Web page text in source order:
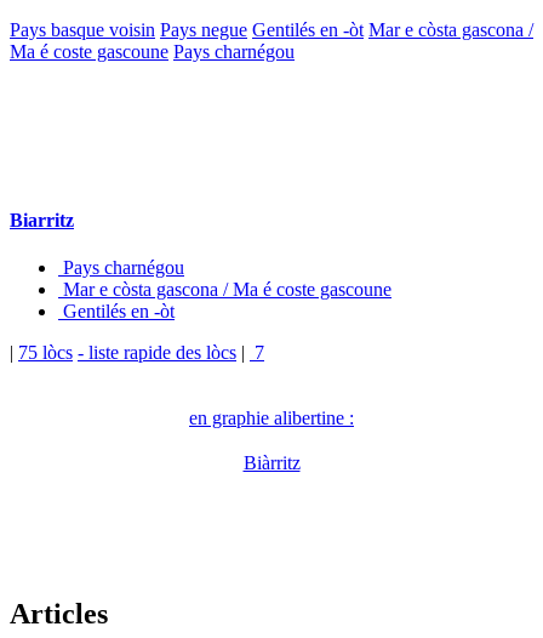
Pays basque voisin Pays negue Gentilés en -òt Mar e còsta gascona /
Ma é coste gascoune Pays charnégou
Biarritz
Pays charnégou
Mar e còsta gascona / Ma é coste gascoune
Gentilés en -òt
| 75 lòcs - liste rapide des lòcs | 7
en graphie alibertine :
Biàrritz
Articles